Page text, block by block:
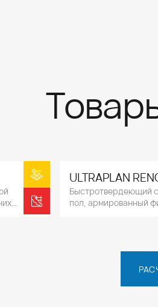
ULTRAPLAN
Быстротвердеющий
пол, армированный